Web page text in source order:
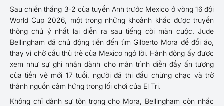
Sau chiến thắng 3-2 của tuyển Anh trước Mexico ở vòng 16 đội
World Cup 2026, một trong những khoảnh khắc được truyền
thông chú ý nhất lại diễn ra sau tiếng còi mãn cuộc. Jude
Bellingham đã chủ động tiến đến tìm Gilberto Mora để đổi áo,
thay vì chờ cầu thủ trẻ của Mexico ngỏ lời. Hành động ấy được
xem như sự ghi nhận dành cho màn trình diễn đầy ấn tượng
của tiền vệ mới 17 tuổi, người đã thi đấu chững chạc và trở
thành nguồn cảm hứng trong lối chơi của El Tri.
Không chỉ dành sự tôn trọng cho Mora, Bellingham còn nhắc